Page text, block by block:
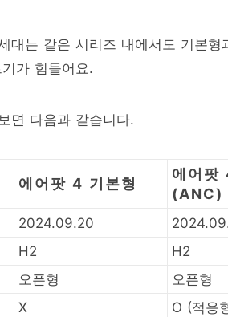
대는 같은 시리즈 내에서도 기본
가 힘들어요.
면 다음과 같습니다.
에어팟 4 기본형
에어팟
(ANC)
2024.09.20
H2 H2
오픈형 오픈형
X O (적응